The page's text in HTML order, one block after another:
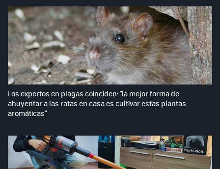
Los expertos en plagas coinciden: "la mejor forma de
ahuyentar a las ratas en casa es cultivar estas plantas
aromáticas"